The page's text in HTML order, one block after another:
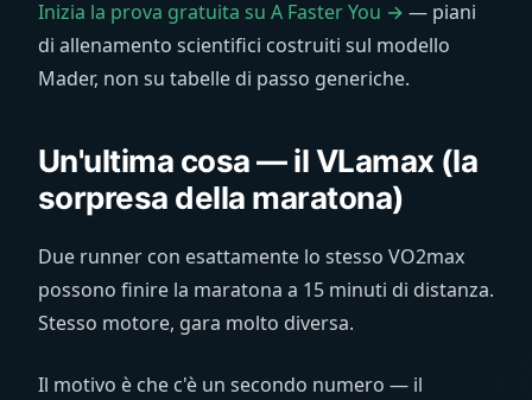
Inizia la prova gratuita su A Faster You → — piani
di allenamento scientifici costruiti sul modello
Mader, non su tabelle di passo generiche.
Un'ultima cosa — il VLamax (la
sorpresa della maratona)
Due runner con esattamente lo stesso VO2max
possono finire la maratona a 15 minuti di distanza.
Stesso motore, gara molto diversa.
Il motivo è che c'è un secondo numero — il